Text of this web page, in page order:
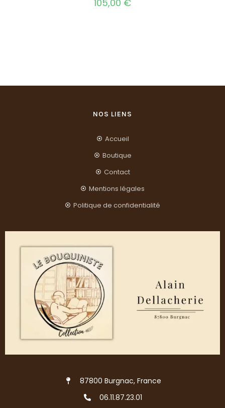
105,00 €
NOS LIENS
Accueil
Boutique
Contact
Mentions légales
Politique de confidentialité
87800 Burgnac, France
06.11.87.23.01